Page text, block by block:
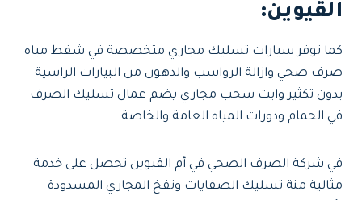
القيوين:
كما نوفر سيارات تسليك مجاري متخصصة في شفط مياه
صرف صحي وازالة الرواسب والدهون من البيارات الراسية
بدون تكثير وايت سحب مجاري يضم عمال تسليك الصرف
في الحمام ودورات المياه العامة والخاصة.
في شركة الصرف الصحي في أم القيوين تحصل على خدمة
مثالية منة تسليك الصفايات ونفخ المجاري المسدودة